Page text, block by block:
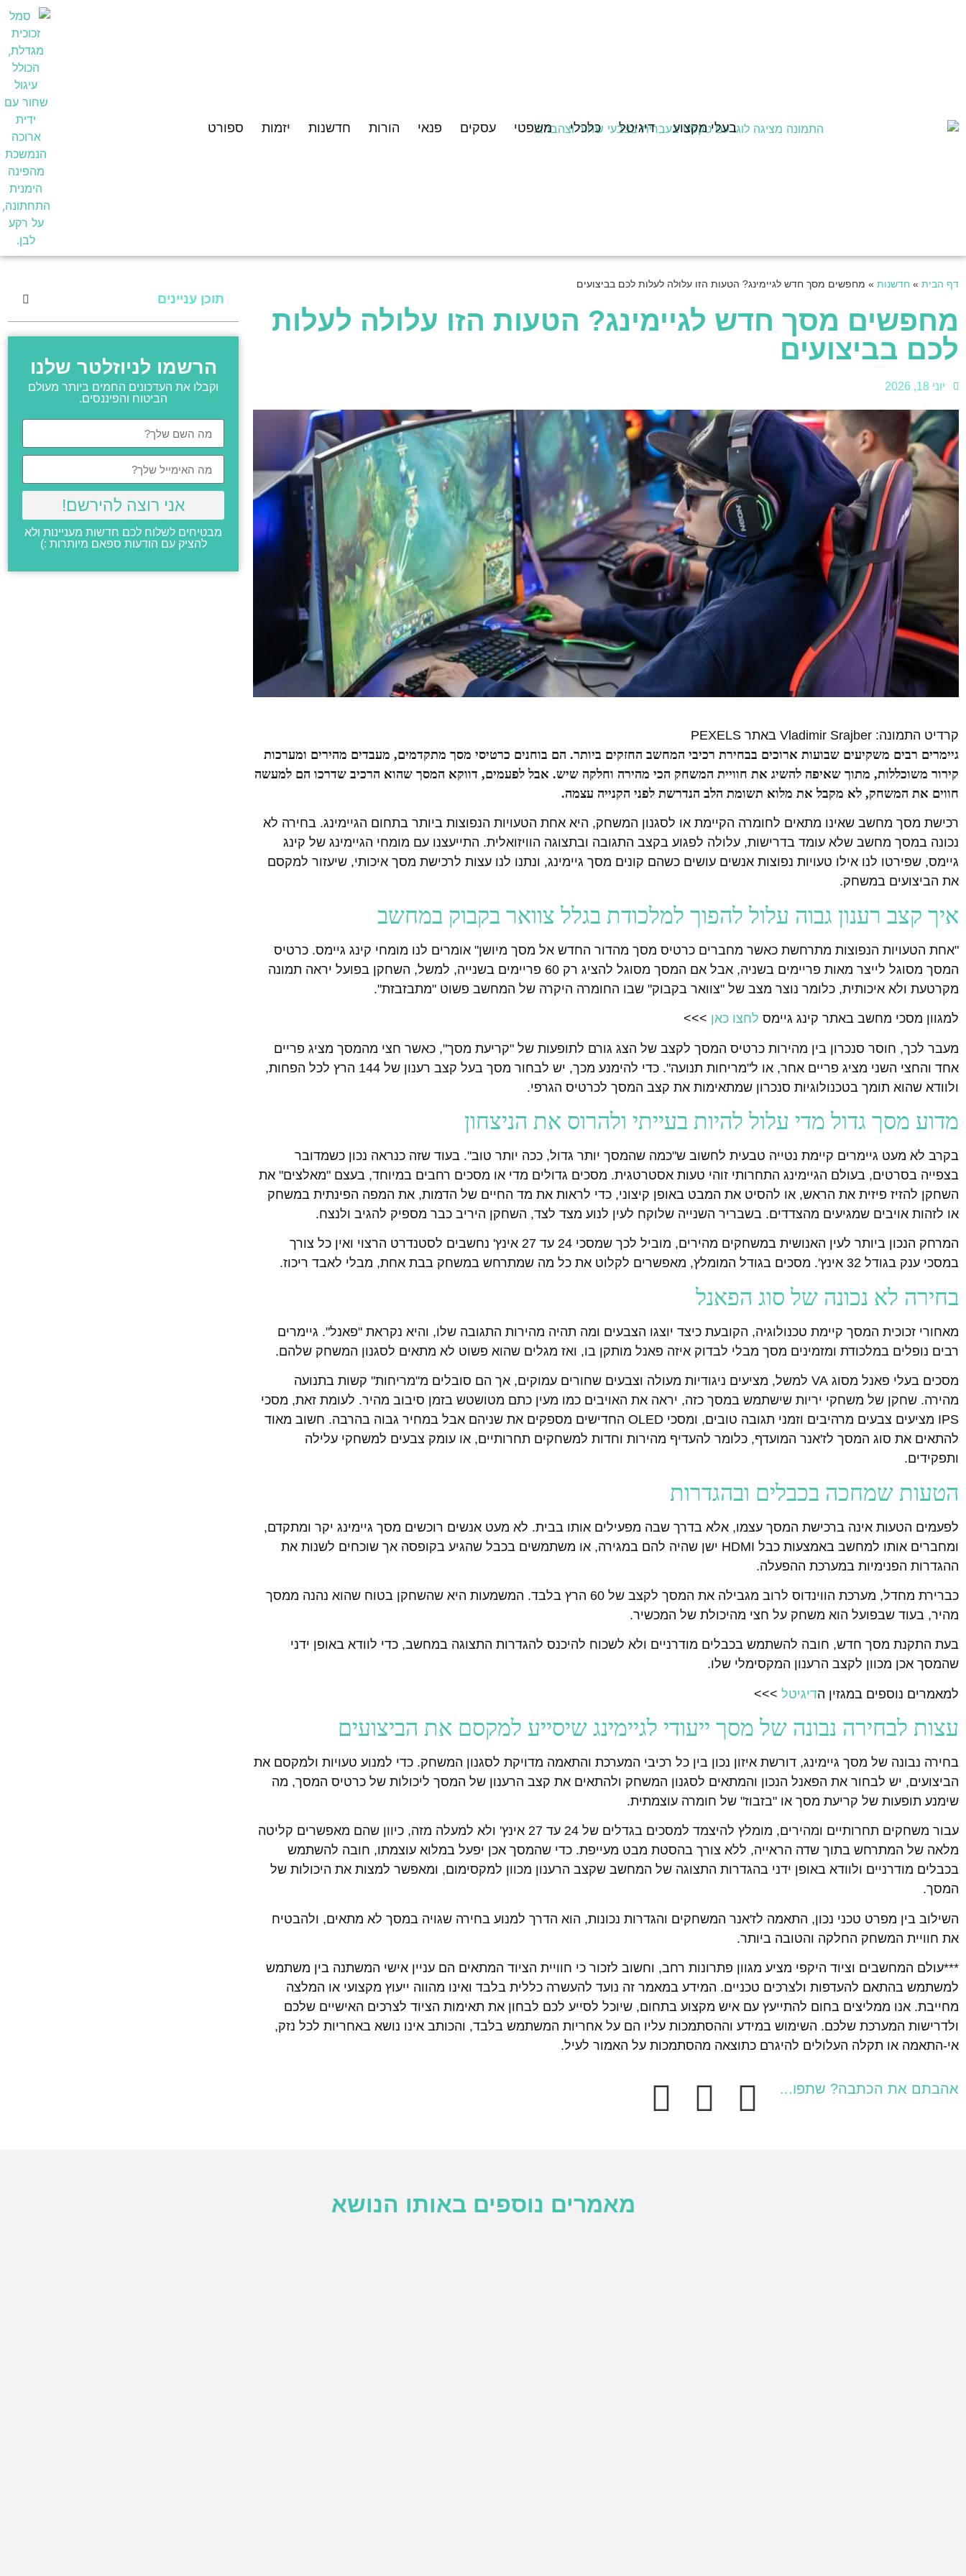
בעלי מקצוע דיגיטל כלכלי משפטי עסקים פנאי הורות חדשנות יזמות ספורט
דף הבית » חדשנות » מחפשים מסך חדש לגיימינג? הטעות הזו עלולה לעלות לכם בביצועים
מחפשים מסך חדש לגיימינג? הטעות הזו עלולה לעלות
לכם בביצועים
יוני 18, 2026
קרדיט התמונה: Vladimir Srajber באתר PEXELS
גיימרים רבים משקיעים שבועות ארוכים בבחירת רכיבי המחשב החזקים ביותר. הם בוחנים כרטיסי מסך מתקדמים, מעבדים מהירים ומערכות
קירור משוכללות, מתוך שאיפה להשיג את חוויית המשחק הכי מהירה וחלקה שיש. אבל לפעמים, דווקא המסך שהוא הרכיב שדרכו הם למעשה
חווים את המשחק, לא מקבל את מלוא תשומת הלב הנדרשת לפני הקנייה עצמה.
רכישת מסך מחשב שאינו מתאים לחומרה הקיימת או לסגנון המשחק, היא אחת הטעויות הנפוצות ביותר בתחום הגיימינג. בחירה לא
נכונה במסך מחשב שלא עומד בדרישות, עלולה לפגוע בקצב התגובה ובתצוגה הוויזואלית. התייעצנו עם מומחי הגיימינג של קינג
גיימס, שפירטו לנו אילו טעויות נפוצות אנשים עושים כשהם קונים מסך גיימינג, ונתנו לנו עצות לרכישת מסך איכותי, שיעזור למקסם
את הביצועים במשחק.
איך קצב רענון גבוה עלול להפוך למלכודת בגלל צוואר בקבוק במחשב
"אחת הטעויות הנפוצות מתרחשת כאשר מחברים כרטיס מסך מהדור החדש אל מסך מיושן" אומרים לנו מומחי קינג גיימס. כרטיס
המסך מסוגל לייצר מאות פריימים בשניה, אבל אם המסך מסוגל להציג רק 60 פריימים בשנייה, למשל, השחקן בפועל יראה תמונה
מקרטעת ולא איכותית, כלומר נוצר מצב של "צוואר בקבוק" שבו החומרה היקרה של המחשב פשוט "מתבזבזת".
למגוון מסכי מחשב באתר קינג גיימס לחצו כאן >>>
מעבר לכך, חוסר סנכרון בין מהירות כרטיס המסך לקצב של הצג גורם לתופעות של "קריעת מסך", כאשר חצי מהמסך מציג פריים
אחד והחצי השני מציג פריים אחר, או ל"מריחות תנועה". כדי להימנע מכך, יש לבחור מסך בעל קצב רענון של 144 הרץ לכל הפחות,
ולוודא שהוא תומך בטכנולוגיות סנכרון שמתאימות את קצב המסך לכרטיס הגרפי.
מדוע מסך גדול מדי עלול להיות בעייתי ולהרוס את הניצחון
בקרב לא מעט גיימרים קיימת נטייה טבעית לחשוב ש"כמה שהמסך יותר גדול, ככה יותר טוב". בעוד שזה כנראה נכון כשמדובר
בצפייה בסרטים, בעולם הגיימינג התחרותי זוהי טעות אסטרטגית. מסכים גדולים מדי או מסכים רחבים במיוחד, בעצם "מאלצים" את
השחקן להזיז פיזית את הראש, או להסיט את המבט באופן קיצוני, כדי לראות את מד החיים של הדמות, את המפה הפינתית במשחק
או לזהות אויבים שמגיעים מהצדדים. בשבריר השנייה שלוקח לעין לנוע מצד לצד, השחקן היריב כבר מספיק להגיב ולנצח.
המרחק הנכון ביותר לעין האנושית במשחקים מהירים, מוביל לכך שמסכי 24 עד 27 אינץ' נחשבים לסטנדרט הרצוי ואין כל צורך
במסכי ענק בגודל 32 אינץ'. מסכים בגודל המומלץ, מאפשרים לקלוט את כל מה שמתרחש במשחק בבת אחת, מבלי לאבד ריכוז.
בחירה לא נכונה של סוג הפאנל
מאחורי זכוכית המסך קיימת טכנולוגיה, הקובעת כיצד יוצגו הצבעים ומה תהיה מהירות התגובה שלו, והיא נקראת "פאנל". גיימרים
רבים נופלים במלכודת ומזמינים מסך מבלי לבדוק איזה פאנל מותקן בו, ואז מגלים שהוא פשוט לא מתאים לסגנון המשחק שלהם.
מסכים בעלי פאנל מסוג VA למשל, מציעים ניגודיות מעולה וצבעים שחורים עמוקים, אך הם סובלים מ"מריחות" קשות בתנועה
מהירה. שחקן של משחקי יריות שישתמש במסך כזה, יראה את האויבים כמו מעין כתם מטושטש בזמן סיבוב מהיר. לעומת זאת, מסכי
IPS מציעים צבעים מרהיבים וזמני תגובה טובים, ומסכי OLED החדישים מספקים את שניהם אבל במחיר גבוה בהרבה. חשוב מאוד
להתאים את סוג המסך לז'אנר המועדף, כלומר להעדיף מהירות וחדות למשחקים תחרותיים, או עומק צבעים למשחקי עלילה
ותפקידים.
הטעות שמחכה בכבלים ובהגדרות
לפעמים הטעות אינה ברכישת המסך עצמו, אלא בדרך שבה מפעילים אותו בבית. לא מעט אנשים רוכשים מסך גיימינג יקר ומתקדם,
ומחברים אותו למחשב באמצעות כבל HDMI ישן שהיה להם במגירה, או משתמשים בכבל שהגיע בקופסה אך שוכחים לשנות את
ההגדרות הפנימיות במערכת ההפעלה.
כברירת מחדל, מערכת הווינדוס לרוב מגבילה את המסך לקצב של 60 הרץ בלבד. המשמעות היא שהשחקן בטוח שהוא נהנה ממסך
מהיר, בעוד שבפועל הוא משחק על חצי מהיכולת של המכשיר.
בעת התקנת מסך חדש, חובה להשתמש בכבלים מודרניים ולא לשכוח להיכנס להגדרות התצוגה במחשב, כדי לוודא באופן ידני
שהמסך אכן מכוון לקצב הרענון המקסימלי שלו.
למאמרים נוספים במגזין הדיגיטל >>>
עצות לבחירה נבונה של מסך ייעודי לגיימינג שיסייע למקסם את הביצועים
בחירה נבונה של מסך גיימינג, דורשת איזון נכון בין כל רכיבי המערכת והתאמה מדויקת לסגנון המשחק. כדי למנוע טעויות ולמקסם את
הביצועים, יש לבחור את הפאנל הנכון והמתאים לסגנון המשחק ולהתאים את קצב הרענון של המסך ליכולות של כרטיס המסך, מה
שימנע תופעות של קריעת מסך או "בזבוז" של חומרה עוצמתית.
עבור משחקים תחרותיים ומהירים, מומלץ להיצמד למסכים בגדלים של 24 עד 27 אינץ' ולא למעלה מזה, כיוון שהם מאפשרים קליטה
מלאה של המתרחש בתוך שדה הראייה, ללא צורך בהסטת מבט מעייפת. כדי שהמסך אכן יפעל במלוא עוצמתו, חובה להשתמש
בכבלים מודרניים ולוודא באופן ידני בהגדרות התצוגה של המחשב שקצב הרענון מכוון למקסימום, ומאפשר למצות את היכולות של
המסך.
השילוב בין מפרט טכני נכון, התאמה לז'אנר המשחקים והגדרות נכונות, הוא הדרך למנוע בחירה שגויה במסך לא מתאים, ולהבטיח
את חוויית המשחק החלקה והטובה ביותר.
***עולם המחשבים וציוד היקפי מציע מגוון פתרונות רחב, וחשוב לזכור כי חוויית הציוד המתאים הם עניין אישי המשתנה בין משתמש
למשתמש בהתאם להעדפות ולצרכים טכניים. המידע במאמר זה נועד להעשרה כללית בלבד ואינו מהווה ייעוץ מקצועי או המלצה
מחייבת. אנו ממליצים בחום להתייעץ עם איש מקצוע בתחום, שיוכל לסייע לכם לבחון את תאימות הציוד לצרכים האישיים שלכם
ולדרישות המערכת שלכם. השימוש במידע וההסתמכות עליו הם על אחריות המשתמש בלבד, והכותב אינו נושא באחריות לכל נזק,
אי-התאמה או תקלה העלולים להיגרם כתוצאה מהסתמכות על האמור לעיל.
אהבתם את הכתבה? שתפו...
תוכן עניינים
הרשמו לניוזלטר שלנו
וקבלו את העדכונים החמים ביותר מעולם
הביטוח והפיננסים.
אני רוצה להירשם!
מבטיחים לשלוח לכם חדשות מעניינות ולא
להציק עם הודעות ספאם מיותרות :)
מאמרים נוספים באותו הנושא